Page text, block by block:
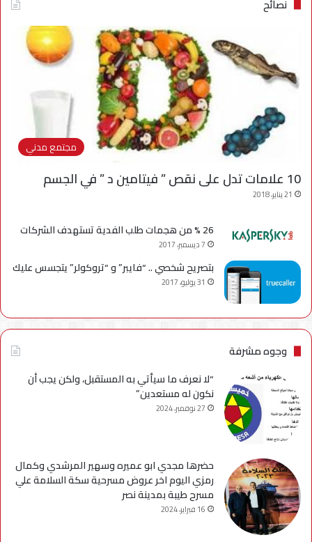
نصائح
مجتمع مدني
10 علامات تدل على نقص ” فيتامين د ” في الجسم
21 يناير، 2018
26 % من هجمات طلب الفدية تستهدف الشركات
7 ديسمبر، 2017
بتصريح شخصي .. “فايبر” و “تروكولر” يتجسس عليك
31 يوليو، 2017
وجوه مشرفة
“لا نعرف ما سيأتي به المستقبل، ولكن يجب أن
نكون له مستعدين”
27 نوفمبر، 2024
حضرها مجدي ابو عميره وسهير المرشدي وكمال
رمزي اليوم اخر عروض مسرحية سكة السلامة علي
مسرح طيبة بمدينة نصر
16 فبراير، 2024